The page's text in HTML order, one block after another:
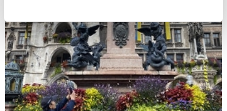
bestimmten Merkmalen (Fingerprinting) identifizieren
Erfahren Sie mehr darüber, wie Ihre persönlichen Daten
verarbeitet werden, und legen Sie Ihre Präferenzen im
Abschnitt Einzelheitenfest.
Wir verwenden Cookies, um Inhalte und Anzeigen zu
personalisieren, Funktionen für soziale Medien anbieten